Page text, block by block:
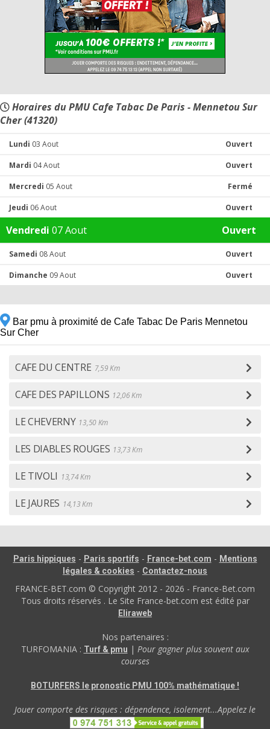
Horaires du PMU Cafe Tabac De Paris - Mennetou Sur
Cher (41320)
Lundi 03 Aout Ouvert
Mardi 04 Aout Ouvert
Mercredi 05 Aout Fermé
Jeudi 06 Aout Ouvert
Vendredi 07 Aout Ouvert
Samedi 08 Aout Ouvert
Dimanche 09 Aout Ouvert
Bar pmu à proximité de Cafe Tabac De Paris Mennetou
Sur Cher
CAFE DU CENTRE 7,59 Km
CAFE DES PAPILLONS 12,06 Km
LE CHEVERNY 13,50 Km
LES DIABLES ROUGES 13,73 Km
LE TIVOLI 13,74 Km
LE JAURES 14,13 Km
Paris hippiques - Paris sportifs - France-bet.com - Mentions
légales & cookies - Contactez-nous
FRANCE-BET.com © Copyright 2012 - 2026 - France-Bet.com
Tous droits réservés . Le Site France-bet.com est édité par
Eliraweb
Nos partenaires :
TURFOMANIA : Turf & pmu | Pour gagner plus souvent aux
courses
BOTURFERS le pronostic PMU 100% mathématique !
Jouer comporte des risques : dépendence, isolement...Appelez le